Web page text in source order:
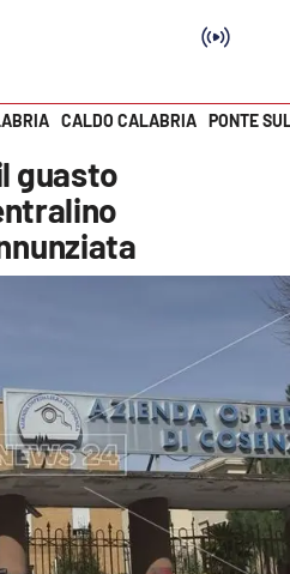
CALDO CALABRIA PONTE
guasto